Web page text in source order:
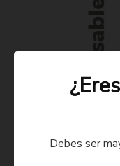
Debes ser